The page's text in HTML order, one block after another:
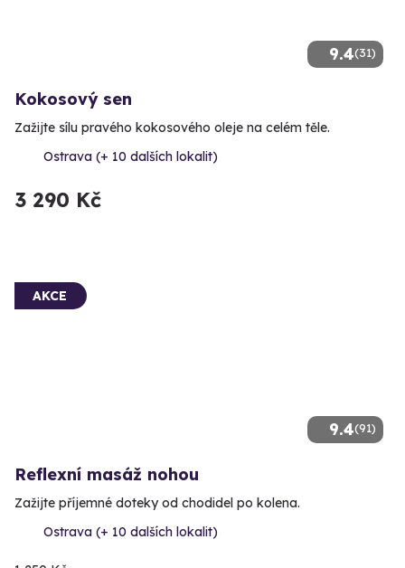
9.4(31)
Kokosový sen
Zažijte sílu pravého kokosového oleje na celém těle.
Ostrava (+ 10 dalších lokalit)
3 290 Kč
9.4(91)
AKCE
Reflexní masáž nohou
Zažijte příjemné doteky od chodidel po kolena.
Ostrava (+ 10 dalších lokalit)